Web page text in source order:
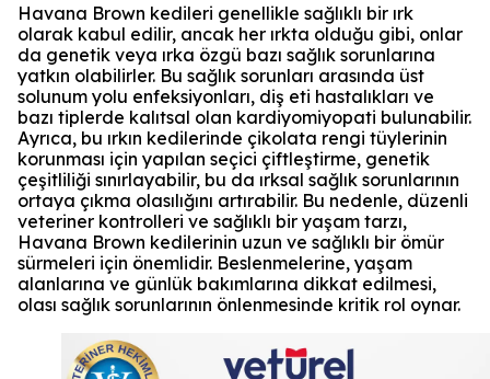
Havana Brown kedileri genellikle sağlıklı bir ırk
olarak kabul edilir, ancak her ırkta olduğu gibi, onlar
da genetik veya ırka özgü bazı sağlık sorunlarına
yatkın olabilirler. Bu sağlık sorunları arasında üst
solunum yolu enfeksiyonları, diş eti hastalıkları ve
bazı tiplerde kalıtsal olan kardiyomiyopati bulunabilir.
Ayrıca, bu ırkın kedilerinde çikolata rengi tüylerinin
korunması için yapılan seçici çiftleştirme, genetik
çeşitliliği sınırlayabilir, bu da ırksal sağlık sorunlarının
ortaya çıkma olasılığını artırabilir. Bu nedenle, düzenli
veteriner kontrolleri ve sağlıklı bir yaşam tarzı,
Havana Brown kedilerinin uzun ve sağlıklı bir ömür
sürmeleri için önemlidir. Beslenmelerine, yaşam
alanlarına ve günlük bakımlarına dikkat edilmesi,
olası sağlık sorunlarının önlenmesinde kritik rol oynar.